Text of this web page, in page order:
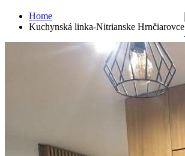
Home
Kuchynská linka-Nitrianske Hrnčiarovce